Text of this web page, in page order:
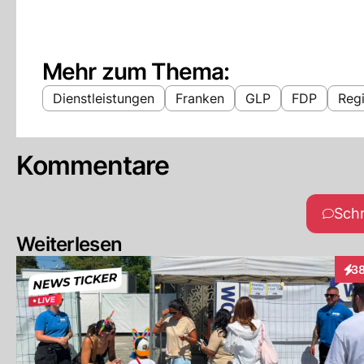
Mehr zum Thema:
Dienstleistungen Franken GLP FDP
Kommentare
Weiterlesen